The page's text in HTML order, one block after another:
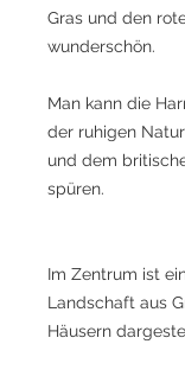
Gras und den
wunderschön.
Man kann die
der ruhigen
und dem
spüren.
Im Zentrum ist
Landschaft aus
Häusern